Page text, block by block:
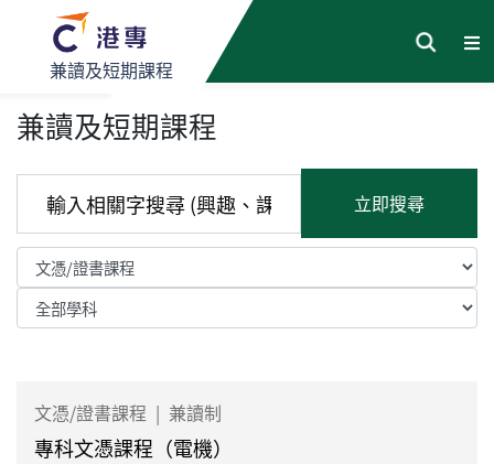
兼讀及短期課程
兼讀及短期課程
立即搜尋
文憑/證書課程 | 兼讀制
專科文憑課程（電機）